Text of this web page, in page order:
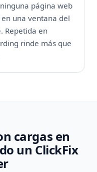
página web
una ventana del
Repetida en
rinde más que
cargas en
un ClickFix